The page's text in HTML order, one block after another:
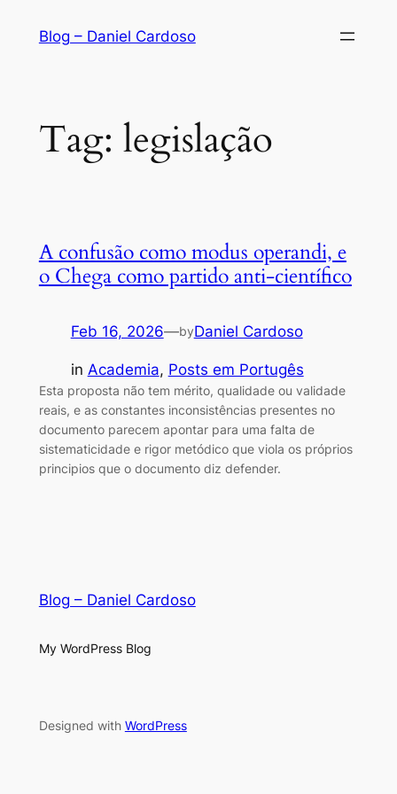
Blog – Daniel Cardoso
Tag: legislação
A confusão como modus operandi, e
o Chega como partido anti-científico
Feb 16, 2026—byDaniel Cardoso
in Academia, Posts em Portugês
Esta proposta não tem mérito, qualidade ou validade
reais, e as constantes inconsistências presentes no
documento parecem apontar para uma falta de
sistematicidade e rigor metódico que viola os próprios
principios que o documento diz defender.
Blog – Daniel Cardoso
My WordPress Blog
Designed with WordPress